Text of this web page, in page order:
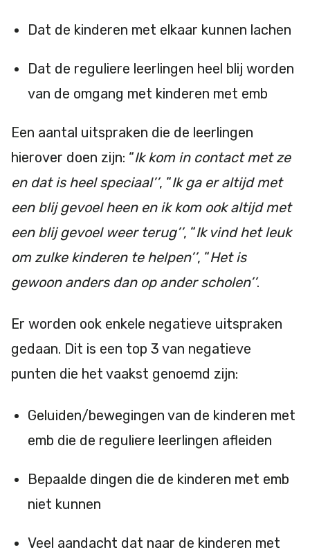
Dat de kinderen met elkaar kunnen lachen
Dat de reguliere leerlingen heel blij worden
van de omgang met kinderen met emb
Een aantal uitspraken die de leerlingen
hierover doen zijn: “Ik kom in contact met ze
en dat is heel speciaal’’, “Ik ga er altijd met
een blij gevoel heen en ik kom ook altijd met
een blij gevoel weer terug’’, “Ik vind het leuk
om zulke kinderen te helpen’’, “Het is
gewoon anders dan op ander scholen’’.
Er worden ook enkele negatieve uitspraken
gedaan. Dit is een top 3 van negatieve
punten die het vaakst genoemd zijn:
Geluiden/bewegingen van de kinderen met
emb die de reguliere leerlingen afleiden
Bepaalde dingen die de kinderen met emb
niet kunnen
Veel aandacht dat naar de kinderen met